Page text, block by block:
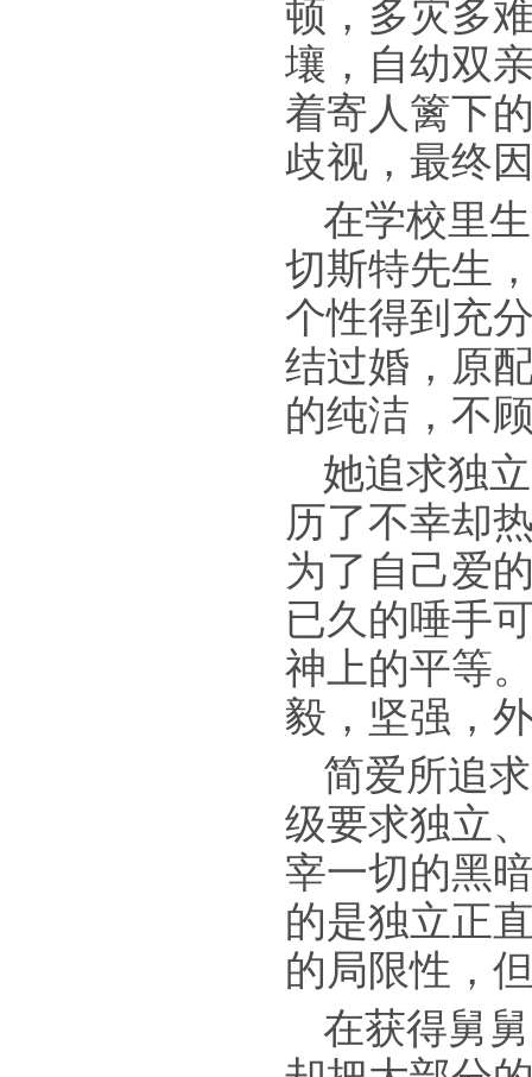
顿，多灾多
壤，自幼双
着寄人篱下
歧视，最终
在学校里
切斯特先生
个性得到充
结过婚，原
的纯洁，不
她追求独
历了不幸却
为了自己爱
已久的唾手
神上的平等
毅，坚强，
简爱所追
级要求独立
宰一切的黑
的是独立正
的局限性，
在获得舅